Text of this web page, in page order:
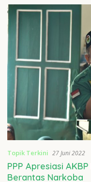
Topik Terkini 27 Juni 2022
PPP Apresiasi
Berantas Narkoba